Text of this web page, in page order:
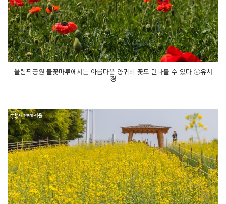
올림픽공원 들꽃마루에서는 아름다운 양귀비 꽃도 만나볼 수 있다 ⓒ유서
경